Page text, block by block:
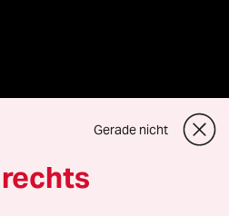
Gerade nicht